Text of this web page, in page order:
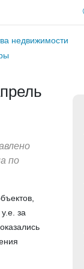
недвижимости
по
у.е. за